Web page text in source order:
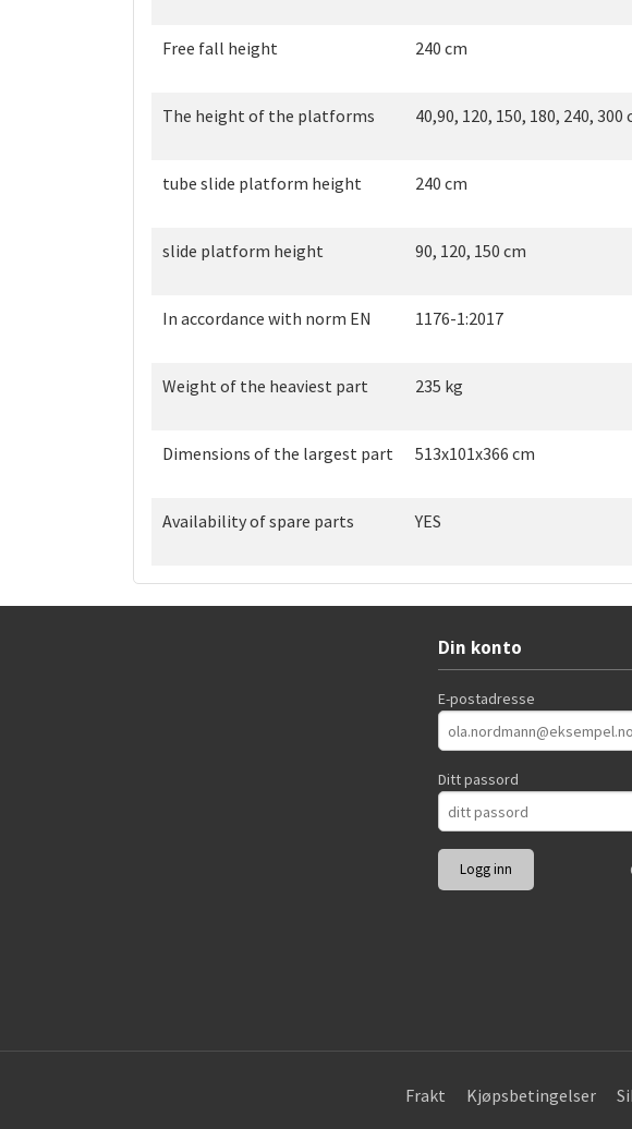
Free fall height 240 cm
The height of the platforms 40,90, 120, 150, 180, 240, 300
tube slide platform height 240 cm
slide platform height 90, 120, 150 cm
In accordance with norm EN 1176-1:2017
Weight of the heaviest part 235 kg
Dimensions of the largest part 513x101x366 cm
Availability of spare parts YES
Din konto
E-postadresse
Ditt passord
Frakt Kjøpsbetingelser